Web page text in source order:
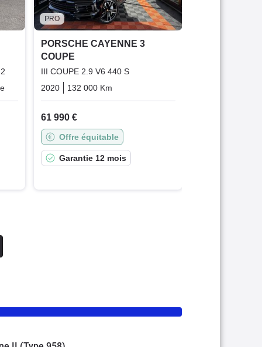
Plugin_hybrid_essence_electric
PRO
PORSCHE CAYENNE 3
COUPE
III COUPE 2.9 V6 440 S
2020
132 000 Km
61 990 €
Offre équitable
Garantie 12 mois